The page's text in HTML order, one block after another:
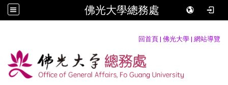
佛光大學總務處
回首頁 | 佛光大學 | 網站導覽